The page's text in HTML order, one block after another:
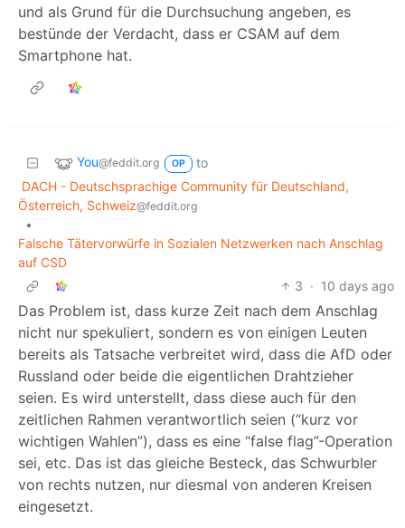
und als Grund für die Durchsuchung angeben, es
bestünde der Verdacht, dass er CSAM auf dem
Smartphone hat.
You@feddit.org OP
to
DACH - Deutschsprachige Community für Deutschland,
Österreich, Schweiz@feddit.org
•
Falsche Tätervorwürfe in Sozialen Netzwerken nach Anschlag
auf CSD
3 · 10 days ago
Das Problem ist, dass kurze Zeit nach dem Anschlag
nicht nur spekuliert, sondern es von einigen Leuten
bereits als Tatsache verbreitet wird, dass die AfD oder
Russland oder beide die eigentlichen Drahtzieher
seien. Es wird unterstellt, dass diese auch für den
zeitlichen Rahmen verantwortlich seien (“kurz vor
wichtigen Wahlen”), dass es eine “false flag”-Operation
sei, etc. Das ist das gleiche Besteck, das Schwurbler
von rechts nutzen, nur diesmal von anderen Kreisen
eingesetzt.